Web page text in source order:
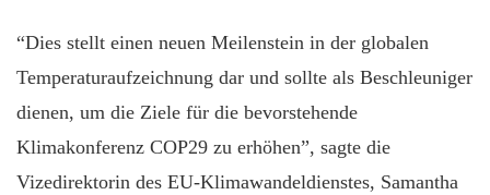
“Dies stellt einen neuen Meilenstein in der globalen
Temperaturaufzeichnung dar und sollte als Beschleuniger
dienen, um die Ziele für die bevorstehende
Klimakonferenz COP29 zu erhöhen”, sagte die
Vizedirektorin des EU-Klimawandeldienstes, Samantha